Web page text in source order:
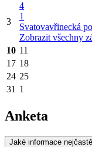
3
4
1
Svatovavřinecká
Zobrazit všechny
10 11
17 18
24 25
31 1
Anketa
Jaké informace